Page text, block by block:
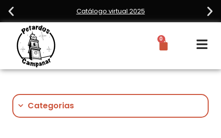
Catálogo virtual 2025
0
Categorias